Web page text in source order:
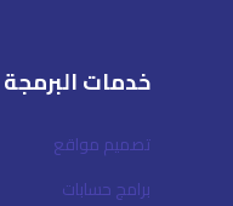
خدمات البرمجة
تصميم مواقع
برامج حسابات